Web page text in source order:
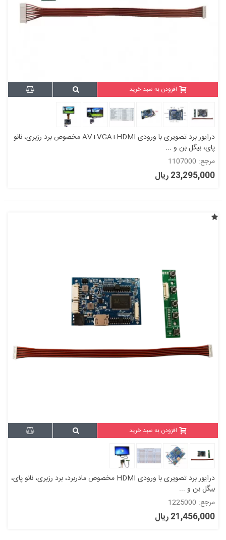
افزودن به سبد خرید
درایور برد تصویری با ورودی AV+VGA+HDMI مخصوص برد رزبری، نانو
پای، بیگل بن و ...
مرجع: 1107000
23,295,000 ریال
افزودن به سبد خرید
درایور برد تصویری با ورودی HDMI مخصوص مادربرد، برد رزبری، نانو پای،
بیگل بن و ...
مرجع: 1225000
21,456,000 ریال